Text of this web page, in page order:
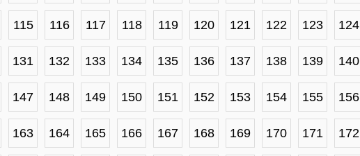
115 116 117 118 119 120 121 122 123 124
131 132 133 134 135 136 137 138 139 140
147 148 149 150 151 152 153 154 155 156
163 164 165 166 167 168 169 170 171 172